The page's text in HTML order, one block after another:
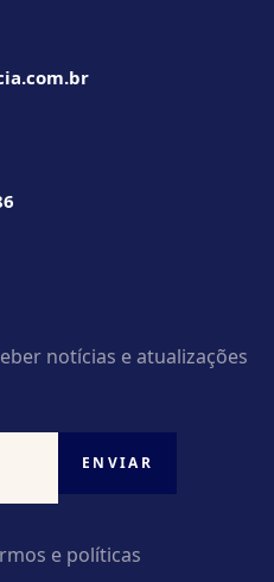
notícias e atualizações
e políticas